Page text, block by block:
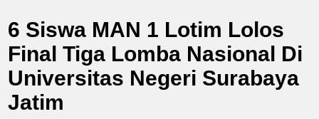
6 Siswa MAN 1 Lotim Lolos
Final Tiga Lomba Nasional Di
Universitas Negeri Surabaya
Jatim